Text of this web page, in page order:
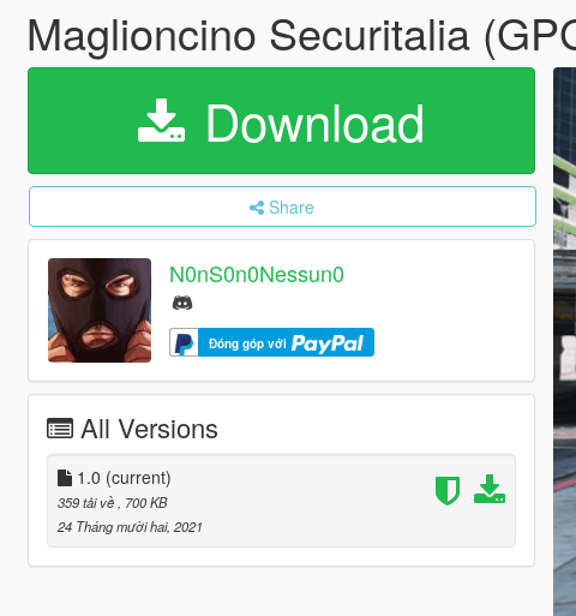
Maglioncino Securitalia
Download
Share
N0nS0n0Nessun0
Đóng góp với
All Versions
1.0 (current)
359 tải về
, 700 KB
24 Tháng mười hai, 2021